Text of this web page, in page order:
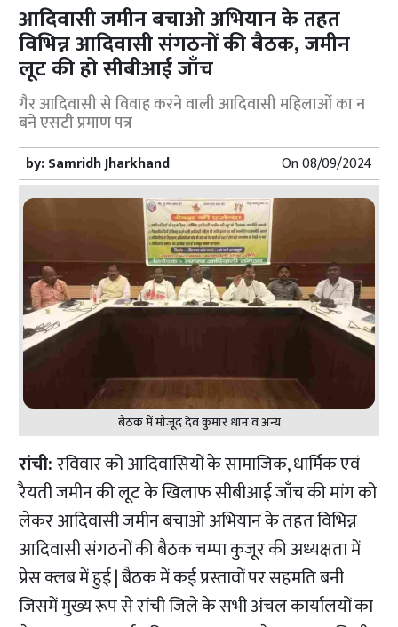
आदिवासी जमीन बचाओ अभियान के तहत
विभिन्न आदिवासी संगठनों की बैठक, जमीन
लूट की हो सीबीआई जाँच
गैर आदिवासी से विवाह करने वाली आदिवासी महिलाओं का न
बने एसटी प्रमाण पत्र
by:Samridh Jharkhand On08/09/2024
बैठक में मौजूद देव कुमार धान व अन्य
रांची:रविवार को आदिवासियों के सामाजिक, धार्मिक एवं
रैयती जमीन की लूट के खिलाफ सीबीआई जाँच की मांग को
लेकर आदिवासी जमीन बचाओ अभियान के तहत विभिन्न
आदिवासी संगठनों की बैठक चम्पा कुजूर की अध्यक्षता में
प्रेस क्लब में हुई | बैठक में कई प्रस्तावों पर सहमति बनी
जिसमें मुख्य रूप से रांची जिले के सभी अंचल कार्यालयों का